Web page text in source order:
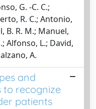
G. -C. C.;
R. C.; Antonio,
B. R. M.; Manuel,
Alfonso, L.; David,
A.
and
to recognize
patients